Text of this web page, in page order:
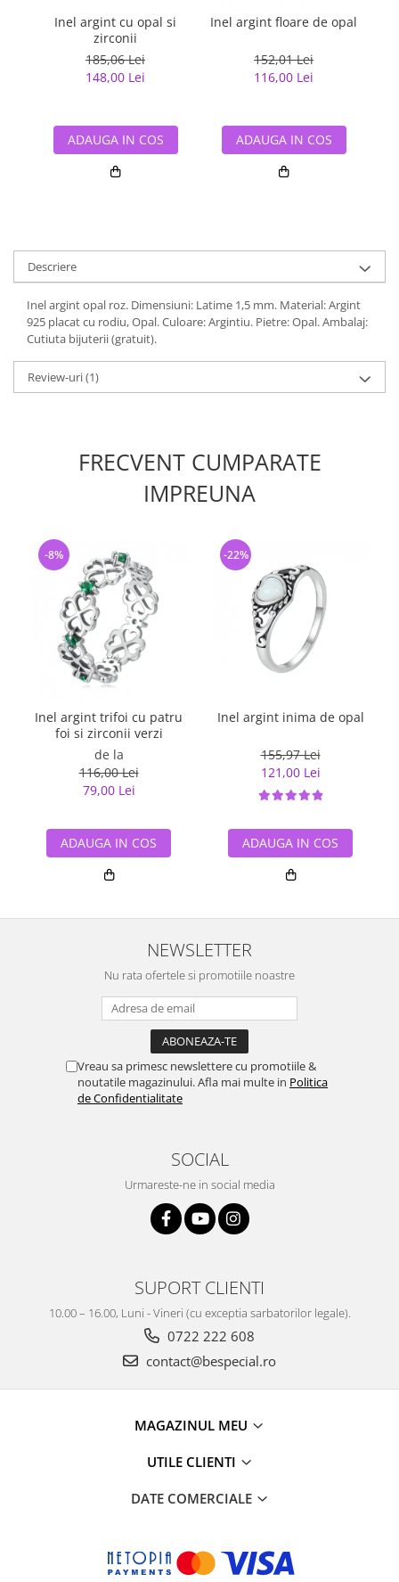
Inel argint cu opal si
zirconii
185,06 Lei
148,00 Lei
ADAUGA IN COS
Inel argint floare de opal
152,01 Lei
116,00 Lei
ADAUGA IN COS
Descriere
Inel argint opal roz. Dimensiuni: Latime 1,5 mm. Material: Argint
925 placat cu rodiu, Opal. Culoare: Argintiu. Pietre: Opal. Ambalaj:
Cutiuta bijuterii (gratuit).
Review-uri(1)
FRECVENT CUMPARATE
IMPREUNA
Inel argint trifoi cu patru
foi si zirconii verzi
de la
116,00 Lei
79,00 Lei
-8%
ADAUGA IN COS
Inel argint inima de opal
155,97 Lei
121,00 Lei
-22%
ADAUGA IN COS
NEWSLETTER
Nu rata ofertele si promotiile noastre
Vreau sa primesc newslettere cu promotiile &
noutatile magazinului. Afla mai multe in Politica
de Confidentialitate
SOCIAL
Urmareste-ne in social media
SUPORT CLIENTI
10.00 – 16.00, Luni - Vineri (cu exceptia sarbatorilor legale).
0722 222 608
contact@bespecial.ro
MAGAZINUL MEU
UTILE CLIENTI
DATE COMERCIALE